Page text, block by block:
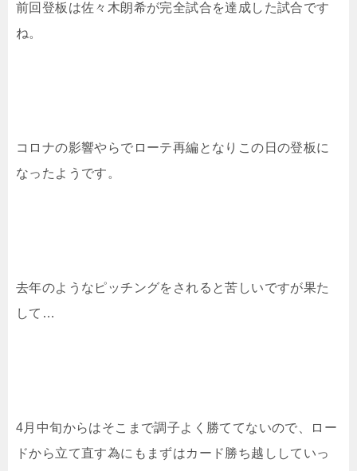
前回登板は佐々木朗希が完全試合を達成した試合です
ね。
コロナの影響やらでローテ再編となりこの日の登板に
なったようです。
去年のようなピッチングをされると苦しいですが果た
して…
4月中旬からはそこまで調子よく勝ててないので、ロー
ドから立て直す為にもまずはカード勝ち越ししていっ